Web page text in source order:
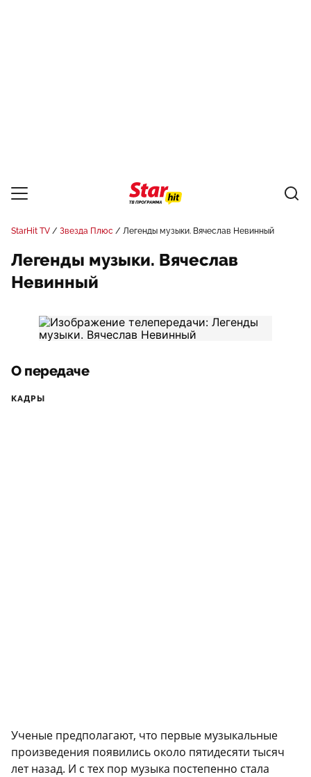
StarHit TV Звезда Плюс Легенды музыки. Вячеслав Невинный
Легенды музыки. Вячеслав
Невинный
О передаче
КАДРЫ
Ученые предполагают, что первые музыкальные
произведения появились около пятидесяти тысяч
лет назад. И с тех пор музыка постепенно стала